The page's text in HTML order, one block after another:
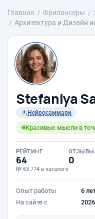
Главная Фрилансеры
Архитектура и Дизайн
Stefaniya
Нейросаммари
Красивые мысли в
РЕЙТИНГ
64
№ 63 774 в каталоге
ОТЗЫВЫ
0
Опыт работы
6
На сайте с